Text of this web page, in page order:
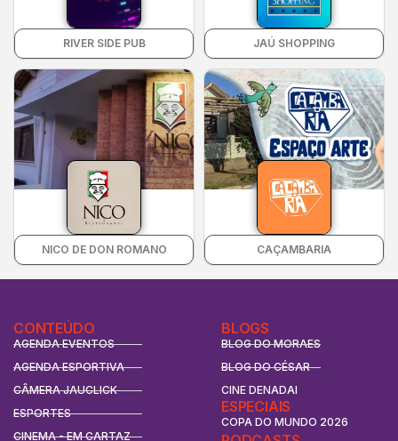
RIVER SIDE PUB JAÚ SHOPPING
NICO DE DON ROMANO CAÇAMBARIA
CONTEÚDO
AGENDA EVENTOS
AGENDA ESPORTIVA
CÂMERA JAUCLICK
ESPORTES
CINEMA - EM CARTAZ
BLOGS
BLOG DO MORAES
BLOG DO CÉSAR
CINE DENADAI
ESPECIAIS
COPA DO MUNDO 2026